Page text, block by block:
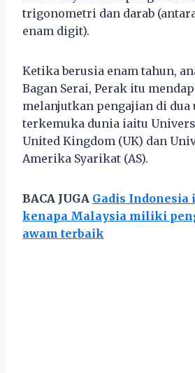
trigonometri dan darab
enam digit).
Ketika berusia enam tahun,
Bagan Serai, Perak itu
melanjutkan pengajian di
terkemuka dunia iaitu
United Kingdom (UK) dan
Amerika Syarikat (AS).
BACA JUGA Gadis Indonesia
kenapa Malaysia miliki
awam terbaik